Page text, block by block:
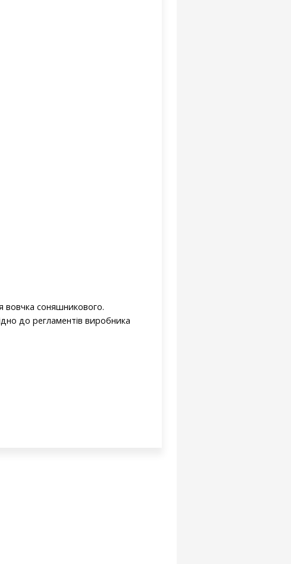
вовчка соняшникового.
до регламентів виробника